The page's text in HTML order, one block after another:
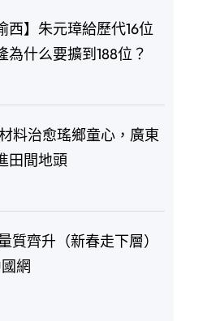
西】朱元璋給歷代16位
為什么要擴到188位？
料治愈瑤鄉童心，廣東
田間地頭
質齊升（新春走下層）
網